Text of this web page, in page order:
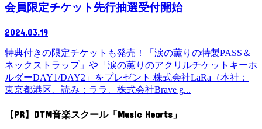
会員限定チケット先行抽選受付開始
2024.03.19
特典付きの限定チケットも発売！「涙の薫りの特製PASS＆
ネックストラップ」や「涙の薫りのアクリルチケットキーホ
ルダーDAY1/DAY2」をプレゼント 株式会社LaRa（本社：
東京都港区、読み：ララ、株式会社Brave g...
【PR】DTM音楽スクール「Music Hearts」